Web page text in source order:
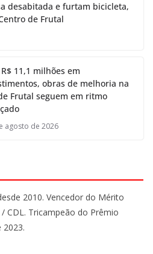
desabitada e furtam bicicleta,
de Frutal
11,1 milhões em
obras de melhoria na
Frutal seguem em ritmo
agosto de 2026
2010. Vencedor do Mérito
CDL. Tricampeão do Prêmio
2023.